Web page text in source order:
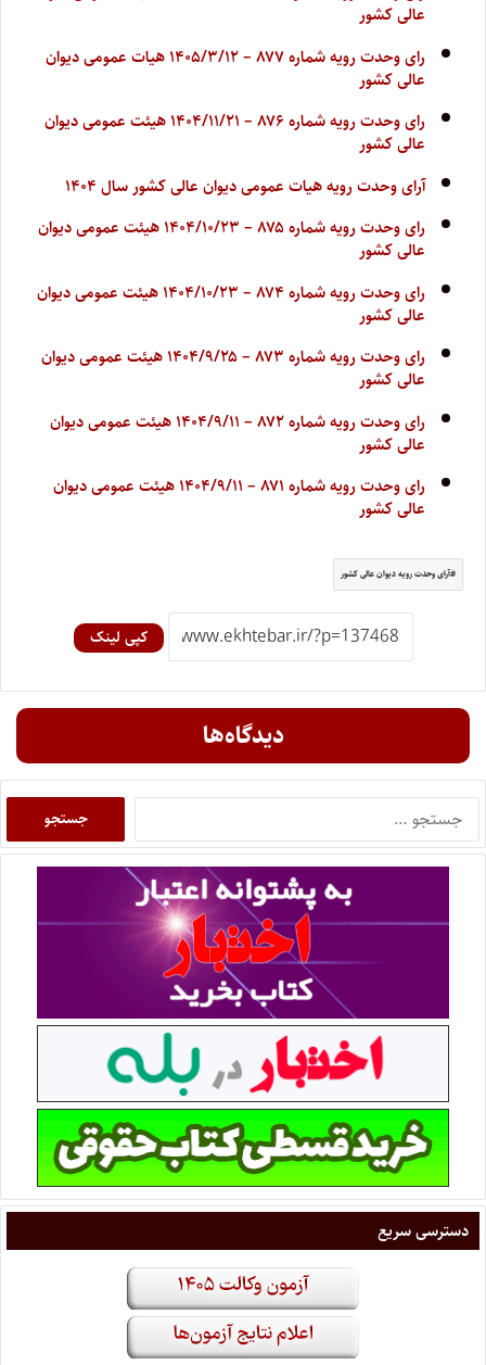
عالی کشور
رای وحدت رویه شماره ۸۷۷ – ۱۴۰۵/۳/۱۲ هیات عمومی دیوان
عالی کشور
رای وحدت رویه شماره ۸۷۶ – ۱۴۰۴/۱۱/۲۱ هیئت عمومی دیوان
عالی کشور
آرای وحدت رویه هیات عمومی دیوان عالی کشور سال ۱۴۰۴
رای وحدت رویه شماره ۸۷۵ – ۱۴۰۴/۱۰/۲۳ هیئت عمومی دیوان
عالی کشور
رای وحدت رویه شماره ۸۷۴ – ۱۴۰۴/۱۰/۲۳ هیئت عمومی دیوان
عالی کشور
رای وحدت رویه شماره ۸۷۳ – ۱۴۰۴/۹/۲۵ هیئت عمومی دیوان
عالی کشور
رای وحدت رویه شماره ۸۷۲ – ۱۴۰۴/۹/۱۱ هیئت عمومی دیوان
عالی کشور
رای وحدت رویه شماره ۸۷۱ – ۱۴۰۴/۹/۱۱ هیئت عمومی دیوان
عالی کشور
آرای وحدت رویه دیوان عالی کشور
کپی لینک
دیدگاه‌ها
دسترسی سریع